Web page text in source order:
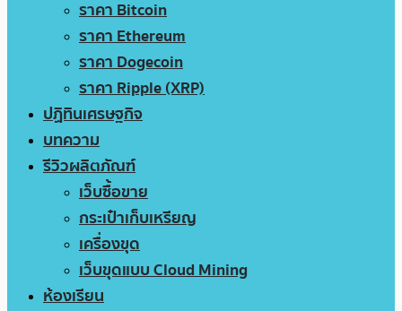
ราคา Bitcoin
ราคา Ethereum
ราคา Dogecoin
ราคา Ripple (XRP)
ปฏิทินเศรษฐกิจ
บทความ
รีวิวผลิตภัณฑ์
เว็บซื้อขาย
กระเป๋าเก็บเหรียญ
เครื่องขุด
เว็บขุดแบบ Cloud Mining
ห้องเรียน